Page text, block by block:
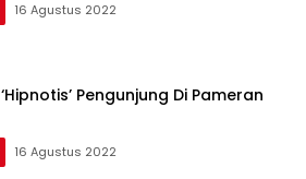
16 Agustus 2022
‘Hipnotis’ Pengunjung Di Pameran
16 Agustus 2022